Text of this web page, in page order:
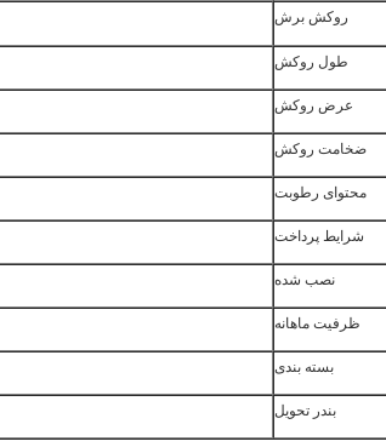
روکش برش
طول روکش
عرض روکش
ضخامت روکش
محتوای رطوبت
شرایط پرداخت
نصب شده
ظرفیت ماهانه
بسته بندی
بندر تحویل